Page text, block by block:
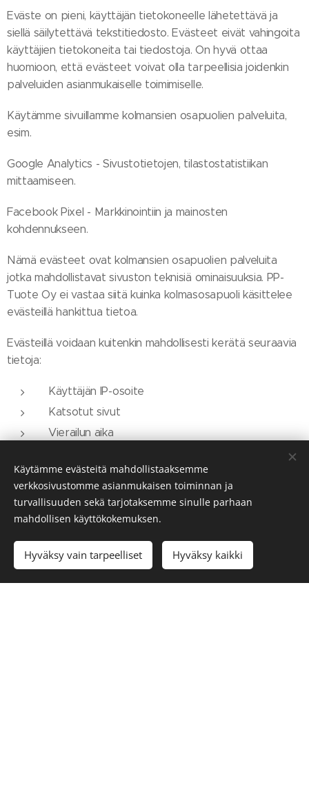
Eväste on pieni, käyttäjän tietokoneelle lähetettävä ja
siellä säilytettävä tekstitiedosto. Evästeet eivät vahingoita
käyttäjien tietokoneita tai tiedostoja. On hyvä ottaa
huomioon, että evästeet voivat olla tarpeellisia joidenkin
palveluiden asianmukaiselle toimimiselle.
Käytämme sivuillamme kolmansien osapuolien palveluita,
esim.
Google Analytics - Sivustotietojen, tilastostatistiikan
mittaamiseen.
Facebook Pixel - Markkinointiin ja mainosten
kohdennukseen.
Nämä evästeet ovat kolmansien osapuolien palveluita
jotka mahdollistavat sivuston teknisiä ominaisuuksia. PP-
Tuote Oy ei vastaa siitä kuinka kolmasosapuoli käsittelee
evästeillä hankittua tietoa.
Evästeillä voidaan kuitenkin mahdollisesti kerätä seuraavia
tietoja:
Käyttäjän IP-osoite
Katsotut sivut
Vierailun aika
Mistä verkko-osoitteesta saavuit sivuille
Miltä palvelimelta saavuit verkkosivuille
Mistä verkkotunnuksesta käyttäjä on tullut
Useimmat selaimet mahdollistavat eväste-
toiminnon poiskytkemisen. Sen voi tehdä
esimerkiksi Internet Explorer -selaimen Työkalut-
Käytämme evästeitä mahdollistaaksemme
verkkosivustomme asianmukaisen toiminnan ja
turvallisuuden sekä tarjotaksemme sinulle parhaan
mahdollisen käyttökokemuksen.
Hyväksy vain tarpeelliset Hyväksy kaikki